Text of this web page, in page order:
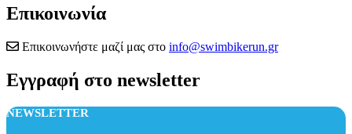
Επικοινωνία
Επικοινωνήστε μαζί μας στο info@swimbikerun.gr
Εγγραφή στο newsletter
NEWSLETTER